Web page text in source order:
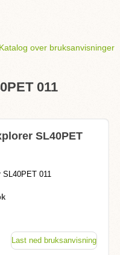
Katalog over bruksanvisninger
011
SL40PET
SL40PET 011
Last ned bruksanvisning